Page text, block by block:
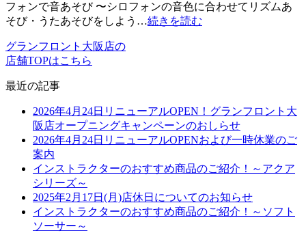
フォンで音あそび 〜シロフォンの音色に合わせてリズムあ
そび・うたあそびをしよう…続きを読む
グランフロント大阪店の
店舗TOPはこちら
最近の記事
2026年4月24日リニューアルOPEN！グランフロント大
阪店オープニングキャンペーンのおしらせ
2026年4月24日リニューアルOPENおよび一時休業のご
案内
インストラクターのおすすめ商品のご紹介！～アクア
シリーズ～
2025年2月17日(月)店休日についてのお知らせ
インストラクターのおすすめ商品のご紹介！～ソフト
ソーサー～